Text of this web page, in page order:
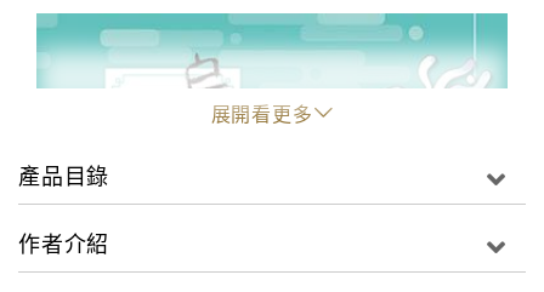
展開看更多
產品目錄
作者介紹